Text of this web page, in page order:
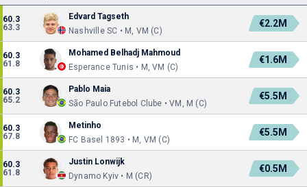
60.3
63.3
Edvard Tagseth
Nashville SC • M, VM (C)
€2.2M
60.3
61.8
Mohamed Belhadj Mahmoud
Esperance Tunis • M, VM (C)
€1.6M
60.3
65.2
Pablo Maia
São Paulo Futebol Clube • VM, M (C)
€5.5M
60.3
67.8
Metinho
FC Basel 1893 • M, VM (C)
€5.5M
60.3
61.8
Justin Lonwijk
Dynamo Kyiv • M (CR)
€0.5M